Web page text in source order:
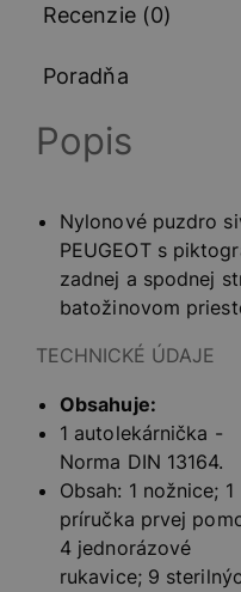
Recenzie (0)
Poradňa
Popis
Nylonové puzdro
PEUGEOT s
zadnej a spodnej
batožinovom
TECHNICKÉ ÚDAJE
Obsahuje:
1 autolekárnička -
Norma DIN 13164.
Obsah: 1 nožnice; 1
príručka prvej
4 jednorázové
rukavice; 9